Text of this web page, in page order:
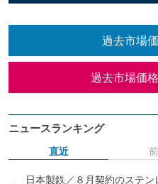
過去市場
過去市場価
ニュースランキング
直近
日本製鉄／８月契約のステ